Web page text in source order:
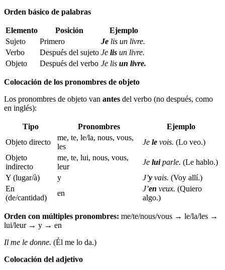
Orden básico de palabras
Elemento Posición
Ejemplo
Sujeto
Primero Je lis un livre.
Verbo
Después del sujeto Je lis un livre.
Objeto
Después del verbo Je lis un livre.
Colocación de los pronombres de objeto
Los pronombres de objeto van antes del verbo (no después, como
en inglés):
Tipo Pronombres
Ejemplo
Objeto directo
me, te, le/la, nous, vous,
les
Je le vois. (Lo veo.)
Objeto
indirecto
me, te, lui, nous, vous,
leur
Je luiparle. (Le hablo.)
Y (lugar/à)
y J’y vais. (Voy allí.)
En
(de/cantidad)
en
J’en veux. (Quiero
algo.)
Orden con múltiples pronombres: me/te/nous/vous → le/la/les →
lui/leur → y → en
Il me le donne. (Él me lo da.)
Colocación del adjetivo